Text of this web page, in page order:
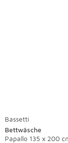
Bassetti
Bettwäsche
Papallo 135 x 200